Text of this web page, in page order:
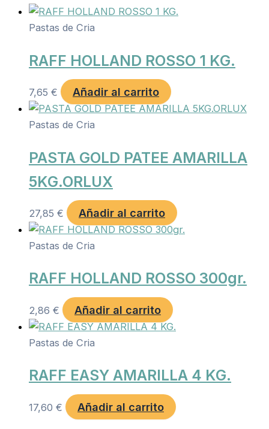
Pastas de Cria
RAFF HOLLAND ROSSO 1 KG.
7,65 € Añadir al carrito
Pastas de Cria
PASTA GOLD PATEE AMARILLA
5KG.ORLUX
27,85 € Añadir al carrito
Pastas de Cria
RAFF HOLLAND ROSSO 300gr.
2,86 € Añadir al carrito
Pastas de Cria
RAFF EASY AMARILLA 4 KG.
17,60 € Añadir al carrito